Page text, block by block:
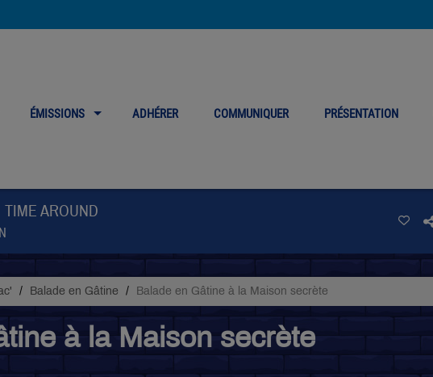
ÉMISSIONS ADHÉRER COMMUNIQUER PRÉSENTATION
TIME AROUND
Balade en Gâtine Balade en Gâtine à la Maison secrète
à la Maison secrète